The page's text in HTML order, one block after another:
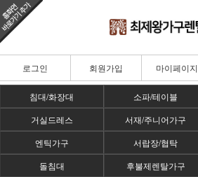
로그인 회원가입 마이페이지
침대/화장대 소파/테이블
거실드레스
서재/주니어가구
엔틱가구
서랍장/협탁
돌침대
후불제렌탈가구